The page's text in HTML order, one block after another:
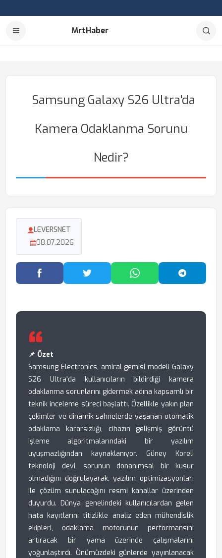
MrtHaber
Samsung Galaxy S26 Ultra'da
Kamera Odaklanma Sorunu
Nedir?
LEVERSNET
08.07.2026
Facebook'ta PaylaşTwitter'da PaylaşWhatsApp'ta Paylaş
📌 Özet
Samsung Electronics, amiral gemisi modeli Galaxy
S26 Ultra'da kullanıcıların bildirdiği kamera
odaklanma sorunlarını gidermek adına kapsamlı bir
teknik inceleme süreci başlattı. Özellikle yakın plan
çekimler ve dinamik sahnelerde yaşanan otomatik
odaklama kararsızlığı, cihazın gelişmiş görüntü
işleme algoritmalarındaki bir yazılım
uyuşmazlığından kaynaklanıyor. Güney Koreli
teknoloji devi, sorunun donanımsal bir kusur
olmadığını doğrulayarak, yazılım optimizasyonları
ile çözüm sunulacağını resmi kanallar üzerinden
duyurdu. Dünya genelindeki kullanıcılardan gelen
hata kayıtlarını titizlikle analiz eden mühendislik
ekipleri, odaklama motorunun performansını
artıracak bir yama üzerinde çalışmalarını
yoğunlaştırdı. Önümüzdeki günlerde yayınlanacak